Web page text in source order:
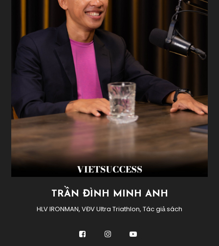
TRẦN ĐÌNH MINH ANH
HLV IRONMAN, VĐV Ultra Triathlon, Tác giả sách